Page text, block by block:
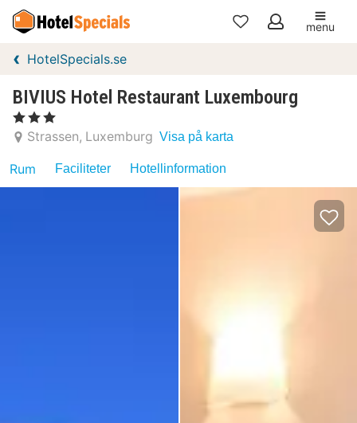
Mina
menu
HotelSpecials.se
BIVIUS Hotel Restaurant Luxembourg
, 3 Stjärnor
Strassen Luxemburg Visa på karta
Rum Faciliteter Hotellinformation